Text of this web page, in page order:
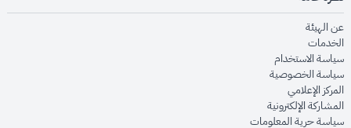
عن الهيئةopens in new window
الخدماتopens in new window
سياسة الاستخدام
سياسة الخصوصيةopens in new window
المركز الإعلاميopens in new window
المشاركة الإلكترونيةopens in new window
سياسة حرية المعلوماتopens in new window